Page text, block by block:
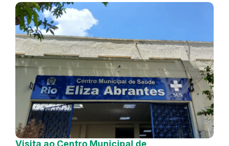
Visita ao Centro Municipal de